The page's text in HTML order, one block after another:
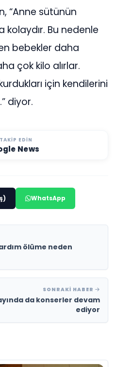
“Anne sütünün
kolaydır. Bu nedenle
bebekler daha
çok kilo alırlar.
için kendilerini
diyor.
EDIN
News
WhatsApp
ölüme neden
SONRAKI HABER
ediyor